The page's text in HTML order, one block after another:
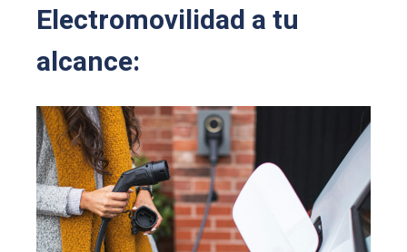
Electromovilidad a tu
alcance: